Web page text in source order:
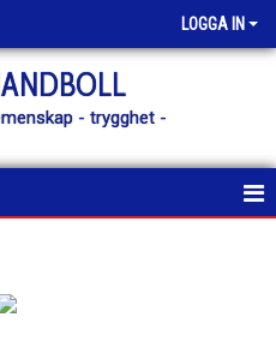
LOGGA IN
- trygghet -